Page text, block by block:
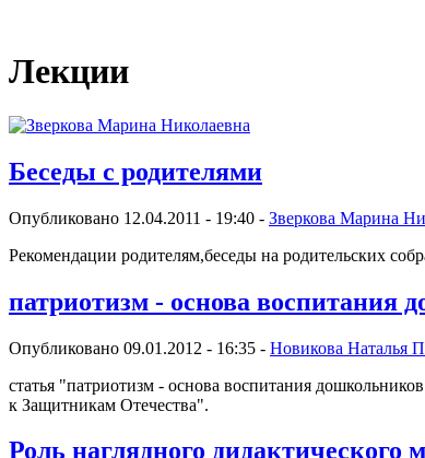
Лекции
Беседы с родителями
Опубликовано 12.04.2011 - 19:40 - Зверкова Марина
Рекомендации родителям,беседы на родительских
патриотизм - основа воспитания
Опубликовано 09.01.2012 - 16:35 - Новикова Наталья
статья "патриотизм - основа воспитания
к Защитникам Отечества".
Роль наглядного